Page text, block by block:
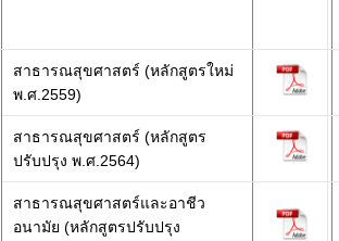
สาธารณสุขศาสตร์ (หลักสูตรใหม่
พ.ศ.2559)
สาธารณสุขศาสตร์ (หลักสูตร
ปรับปรุง พ.ศ.2564)
สาธารณสุขศาสตร์และอาชีว
อนามัย (หลักสูตรปรับปรุง